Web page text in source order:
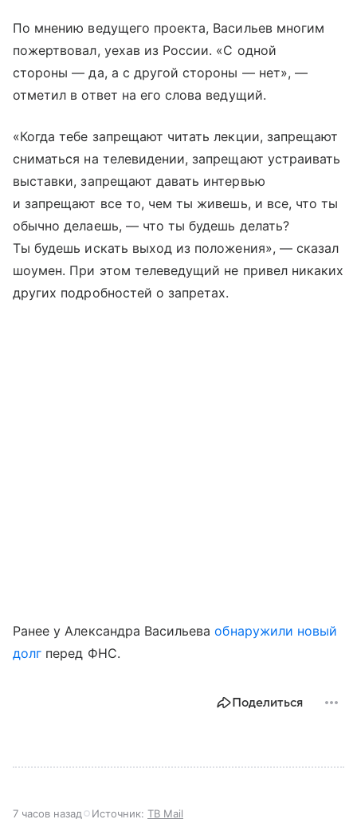
По мнению ведущего проекта, Васильев многим
пожертвовал, уехав из России. «С одной
стороны — да, а с другой стороны — нет», —
отметил в ответ на его слова ведущий.
«Когда тебе запрещают читать лекции, запрещают
сниматься на телевидении, запрещают устраивать
выставки, запрещают давать интервью
и запрещают все то, чем ты живешь, и все, что ты
обычно делаешь, — что ты будешь делать?
Ты будешь искать выход из положения», — сказал
шоумен. При этом телеведущий не привел никаких
других подробностей о запретах.
Ранее у Александра Васильеваобнаружили новый
долг перед ФНС.
Поделиться
7 часов назад Источник: ТВ Mail